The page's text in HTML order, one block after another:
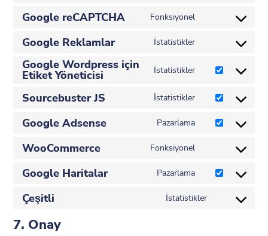
Google reCAPTCHA Fonksiyonel
googleHizmet
Google Reklamlar İstatistikler
googleHizmet
onayı
reklamlar
Google Wordpress için
Etiket Yöneticisi İstatistikler
google-
tag-
for-
onay
Sourcebuster JS İstatistikler
sourcebuster-
onay
Google Adsense Pazarlama
googleHizmet
adsense
WooCommerce Fonksiyonel
Woocommerce
hizmeti
onay
Google Haritalar Pazarlama
googleHizmet
haritalarına
Çeşitli İstatistikler
7. Onay